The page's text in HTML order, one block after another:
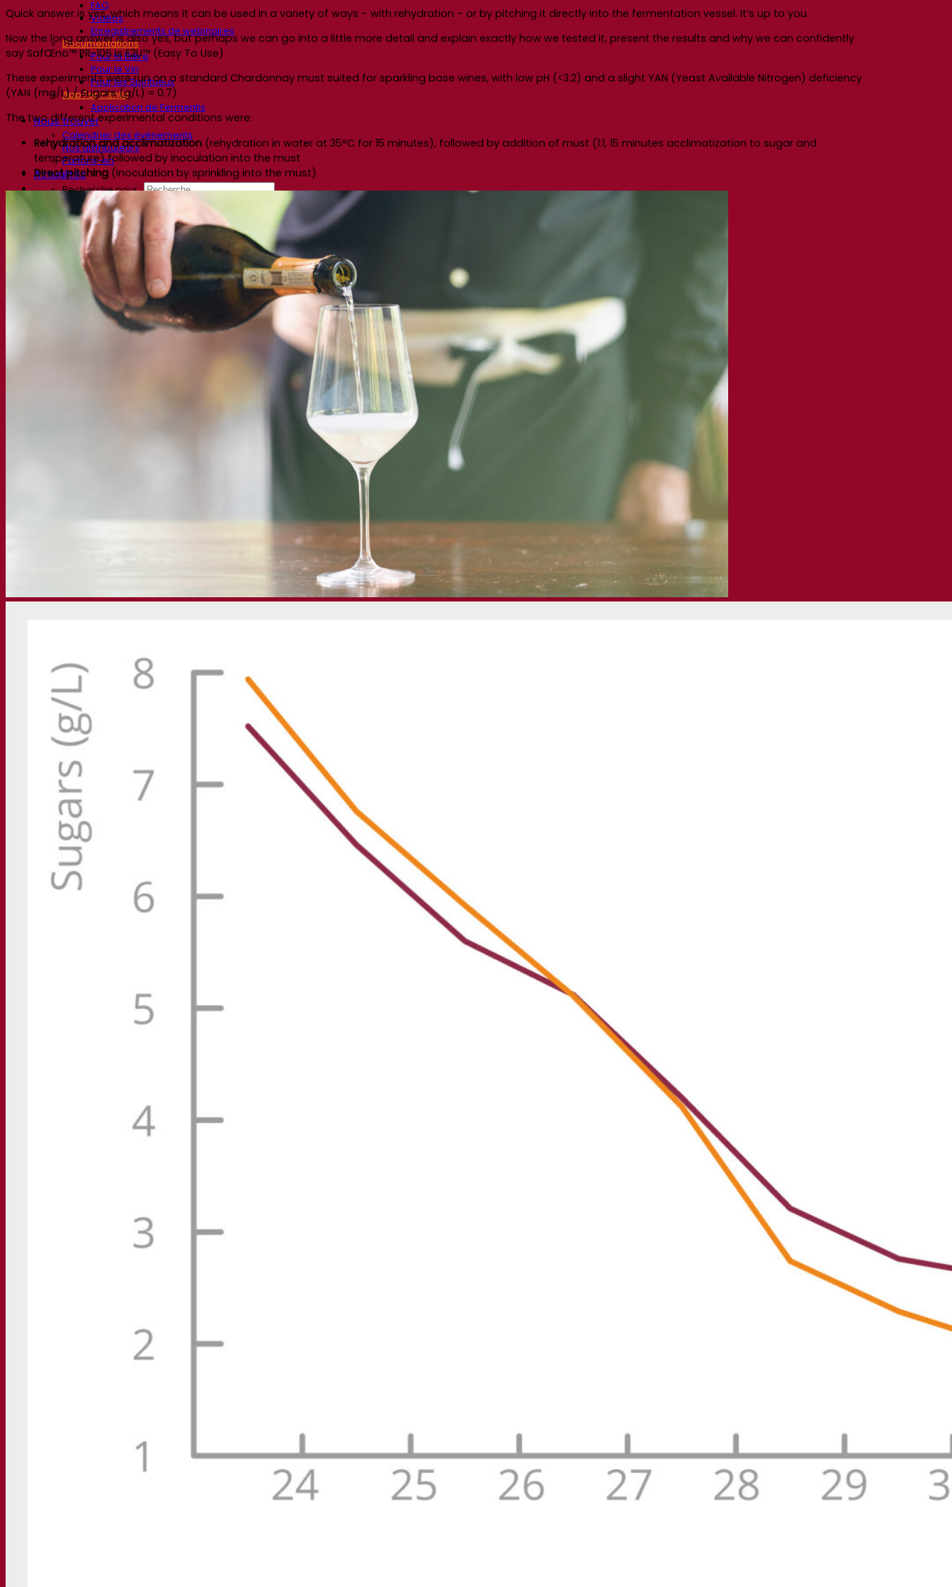
FAQ
Vidéos
Enregistrements de webinaires
Documentations
Pour la Bière
Pour le Vin
Pour les Spiritueux
App Fermentis
Application de Fermentis
Nous trouver
Calendrier des événements
Nos distributeurs
Parlons-en
Actualités
Recherche pour :
Contact
Quick answer is yes, which means it can be used in a variety of ways – with rehydration – or by pitching it directly into the fermentation vessel. It’s up to you.
Now the long answer is also yes, but perhaps we can go into a little more detail and explain exactly how we tested it, present the results and why we can confidently
say SafŒno™ PR-106 is E2U™ (Easy To Use).
These experiments were run on a standard Chardonnay must suited for sparkling base wines, with low pH (<3.2) and a slight YAN (Yeast Available Nitrogen) deficiency
(YAN (mg/L) / Sugars (g/L) = 0.7).
The two different experimental conditions were:
Rehydration and acclimatization (rehydration in water at 35°C for 15 minutes), followed by addition of must (1:1, 15 minutes acclimatization to sugar and
temperature) followed by inoculation into the must
Direct pitching (inoculation by sprinkling into the must)